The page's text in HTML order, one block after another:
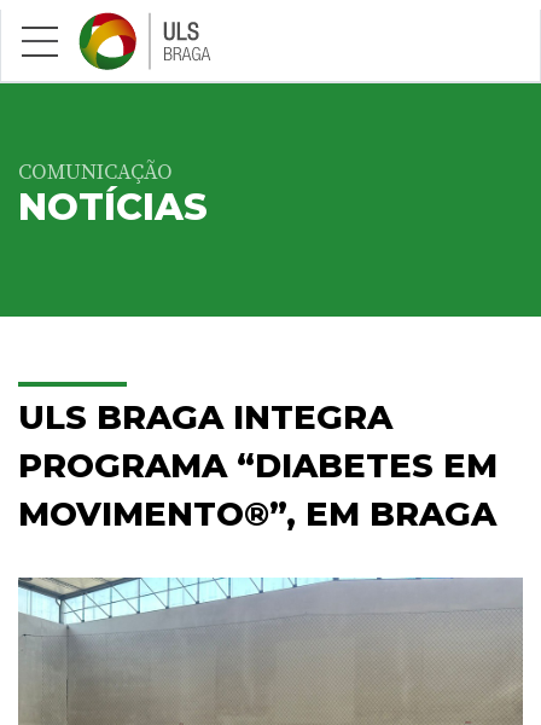
Saltar para conteúdo principal
COMUNICAÇÃO
NOTÍCIAS
ULS BRAGA INTEGRA
PROGRAMA “DIABETES EM
MOVIMENTO®”, EM BRAGA